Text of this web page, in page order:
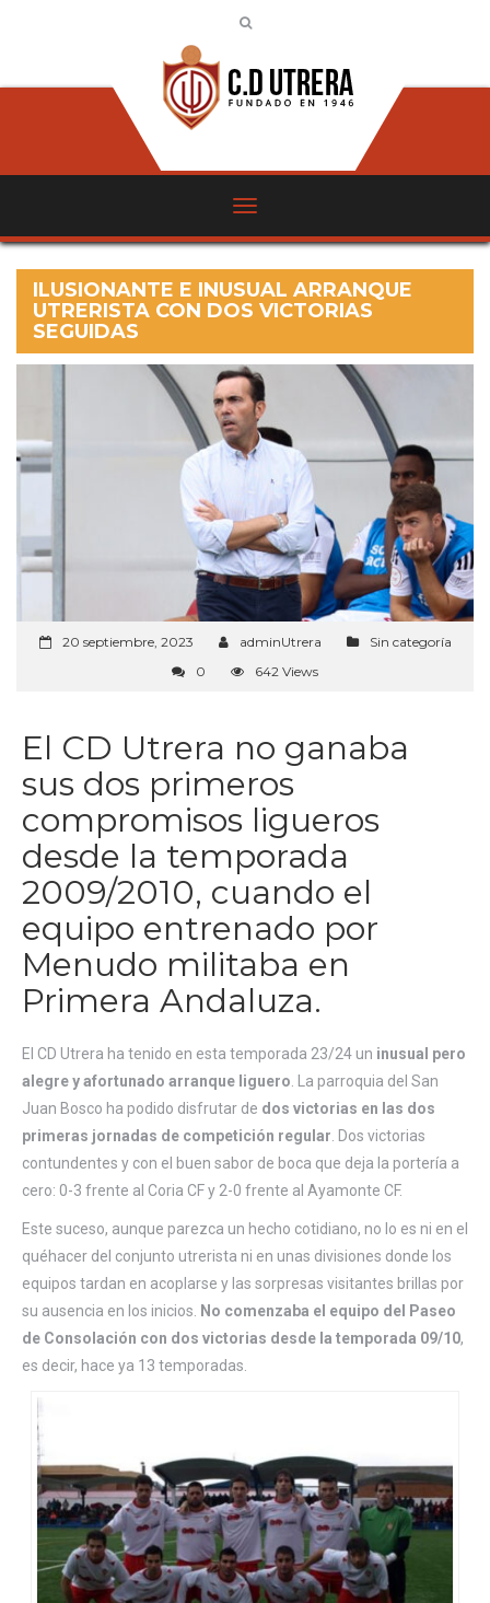
ILUSIONANTE E INUSUAL ARRANQUE
UTRERISTA CON DOS VICTORIAS
SEGUIDAS
20 septiembre, 2023 adminUtrera
Sin categoría
0
642 Views
El CD Utrera no ganaba
sus dos primeros
compromisos ligueros
desde la temporada
2009/2010, cuando el
equipo entrenado por
Menudo militaba en
Primera Andaluza.
El CD Utrera ha tenido en esta temporada 23/24 un inusual pero
alegre y afortunado arranque liguero . La parroquia del San
Juan Bosco ha podido disfrutar de dos victorias en las dos
primeras jornadas de competición regular . Dos victorias
contundentes y con el buen sabor de boca que deja la portería a
cero: 0-3 frente al Coria CF y 2-0 frente al Ayamonte CF.
Este suceso, aunque parezca un hecho cotidiano, no lo es ni en el
quéhacer del conjunto utrerista ni en unas divisiones donde los
equipos tardan en acoplarse y las sorpresas visitantes brillas por
su ausencia en los inicios.
No comenzaba el equipo del Paseo
de Consolación con dos victorias desde la temporada 09/10,
es decir, hace ya 13 temporadas.